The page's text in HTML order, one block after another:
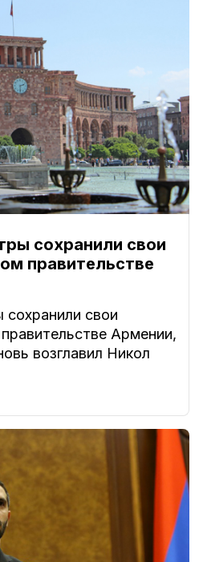
сохранили свои
правительстве
свои
Армении,
возглавил Никол